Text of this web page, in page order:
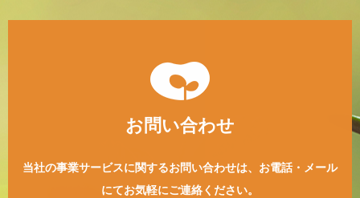
お問い合わせ
当社の事業サービスに関するお問い合わせは、 お電話・メール
にてお気軽にご連絡ください。